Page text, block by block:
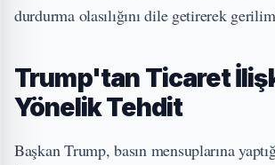
durdurma olasılığını dile getirerek
Trump'tan Ticaret
Yönelik Tehdit
Başkan Trump, basın mensuplarına